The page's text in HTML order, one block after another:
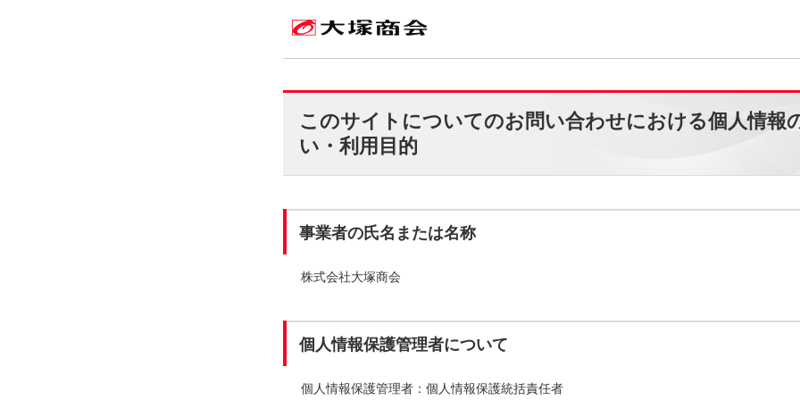
このサイトについてのお問い合わせにおける個人情報
い・利用目的
事業者の氏名または名称
株式会社大塚商会
個人情報保護管理者について
個人情報保護管理者：個人情報保護統括責任者